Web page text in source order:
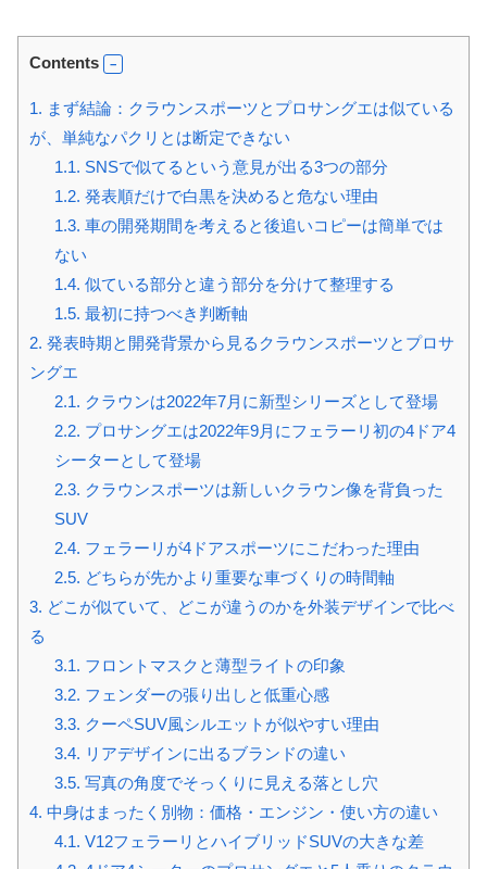
Contents
1. まず結論：クラウンスポーツとプロサングエは似ている
が、単純なパクリとは断定できない
1.1. SNSで似てるという意見が出る3つの部分
1.2. 発表順だけで白黒を決めると危ない理由
1.3. 車の開発期間を考えると後追いコピーは簡単では
ない
1.4. 似ている部分と違う部分を分けて整理する
1.5. 最初に持つべき判断軸
2. 発表時期と開発背景から見るクラウンスポーツとプロサ
ングエ
2.1. クラウンは2022年7月に新型シリーズとして登場
2.2. プロサングエは2022年9月にフェラーリ初の4ドア4
シーターとして登場
2.3. クラウンスポーツは新しいクラウン像を背負った
SUV
2.4. フェラーリが4ドアスポーツにこだわった理由
2.5. どちらが先かより重要な車づくりの時間軸
3. どこが似ていて、どこが違うのかを外装デザインで比べ
る
3.1. フロントマスクと薄型ライトの印象
3.2. フェンダーの張り出しと低重心感
3.3. クーペSUV風シルエットが似やすい理由
3.4. リアデザインに出るブランドの違い
3.5. 写真の角度でそっくりに見える落とし穴
4. 中身はまったく別物：価格・エンジン・使い方の違い
4.1. V12フェラーリとハイブリッドSUVの大きな差